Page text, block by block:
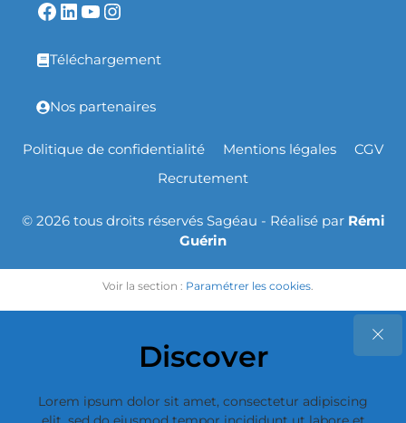
Téléchargement
Nos partenaires
Politique de confidentialité Mentions légales
CGV
Recrutement
© 2026 tous droits réservés Sagéau - Réalisé par Rémi
Guérin
Voir la section : Paramétrer les cookies.
Discover
Lorem ipsum dolor sit amet, consectetur adipiscing